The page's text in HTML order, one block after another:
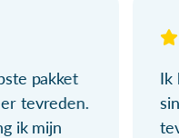
pakket
tevreden.
ik mijn
Ik